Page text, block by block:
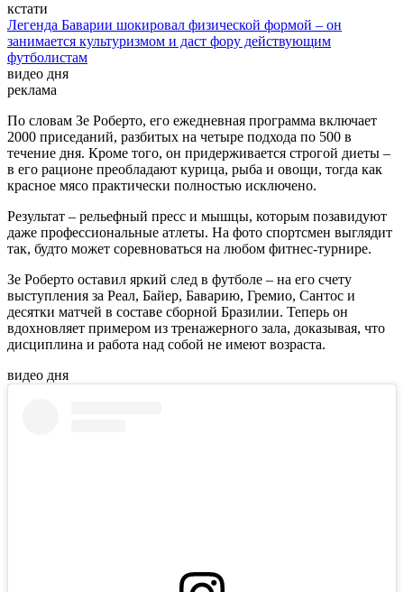
кстати
Легенда Баварии шокировал физической формой – он
занимается культуризмом и даст фору действующим
футболистам
видео дня
реклама
По словам Зе Роберто, его ежедневная программа включает
2000 приседаний, разбитых на четыре подхода по 500 в
течение дня. Кроме того, он придерживается строгой диеты –
в его рационе преобладают курица, рыба и овощи, тогда как
красное мясо практически полностью исключено.
Результат – рельефный пресс и мышцы, которым позавидуют
даже профессиональные атлеты. На фото спортсмен выглядит
так, будто может соревноваться на любом фитнес-турнире.
Зе Роберто оставил яркий след в футболе – на его счету
выступления за Реал, Байер, Баварию, Гремио, Сантос и
десятки матчей в составе сборной Бразилии. Теперь он
вдохновляет примером из тренажерного зала, доказывая, что
дисциплина и работа над собой не имеют возраста.
видео дня